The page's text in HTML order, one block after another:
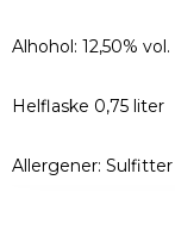
Alhohol: 12,50% vol.
Helflaske 0,75 liter
Allergener: Sulfitter